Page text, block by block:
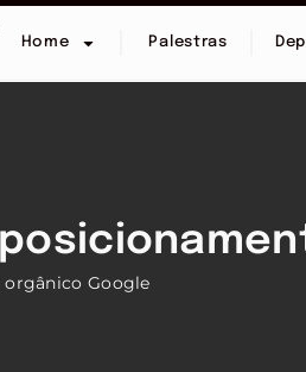
Home Palestras
Google